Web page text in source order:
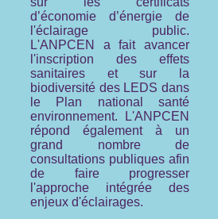
d’économie d’énergie de
l'éclairage public.
L'ANPCEN a fait avancer
l'inscription des effets
sanitaires et sur la
biodiversité des LEDS dans
le Plan national santé
environnement. L'ANPCEN
répond également à un
grand nombre de
consultations publiques afin
de faire progresser
l'approche intégrée des
enjeux d'éclairages.